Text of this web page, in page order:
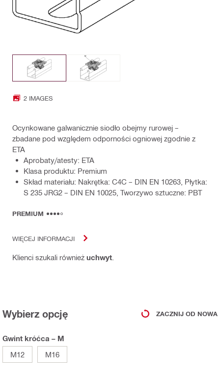
2 IMAGES
Ocynkowane galwanicznie siodło obejmy rurowej –
zbadane pod względem odporności ogniowej zgodnie z
ETA
Aprobaty/atesty: ETA
Klasa produktu: Premium
Skład materiału: Nakrętka: C4C – DIN EN 10263, Płytka:
S 235 JRG2 – DIN EN 10025, Tworzywo sztuczne: PBT
PREMIUM
WIĘCEJ INFORMACJI
Klienci szukali również uchwyt
Wybierz opcję ZACZNIJ OD NOWA
Gwint króćca – M
M12
M16